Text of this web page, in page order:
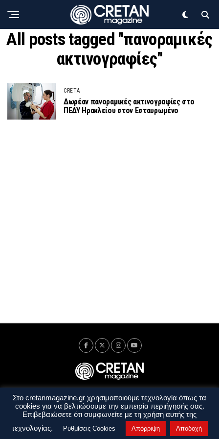
All posts tagged "πανοραμικές
ακτινογραφίες"
CRETA
Δωρέαν πανοραμικές ακτινογραφίες στο
ΠΕΔΥ Ηρακλείου στον Εσταυρωμένο
Ταυτότητα Πολιτική Απορρήτου
Όροι Χρήσης
Όροι και Προϋποθέσεις
Στο cretanmagazine.gr χρησιμοποιούμε τεχνολογία όπως τα
cookies για να βελτιώσουμε την εμπειρία περιήγησής σας.
Επιβεβαιώσετε ότι συμφωνείτε με τη χρήση αυτής της
τεχνολογίας.
Ρυθμίσεις Cookies Απόρριψη Αποδοχή